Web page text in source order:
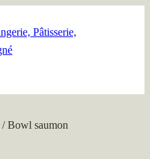
/ Bowl saumon